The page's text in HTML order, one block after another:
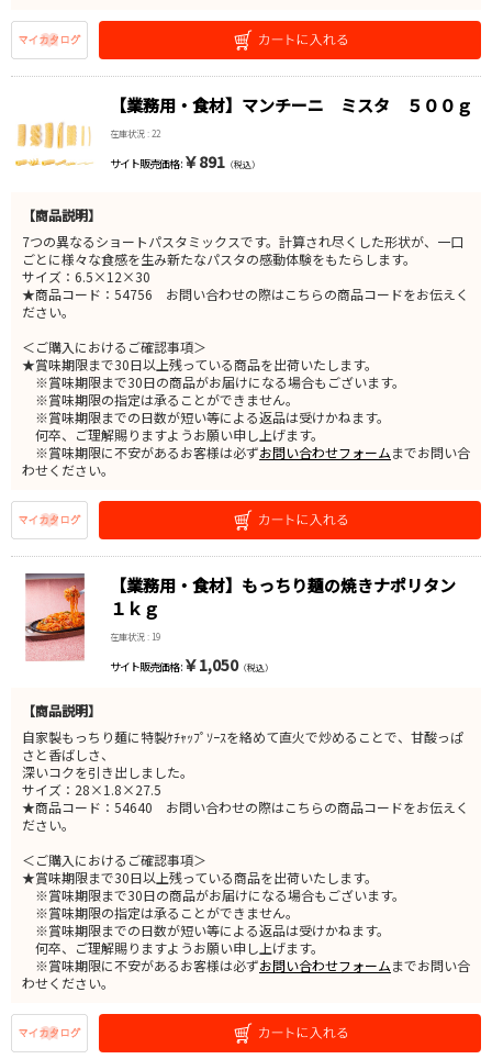
【業務用・食材】マンチーニ ミスタ ５００ｇ
在庫状況 : 22
サイト販売価格 : ￥891 （税込）
【商品説明】
7つの異なるショートパスタミックスです。計算され尽くした形状が、一口
ごとに様々な食感を生み新たなパスタの感動体験をもたらします。
サイズ：6.5×12×30
★商品コード：54756 お問い合わせの際はこちらの商品コードをお伝えく
ださい。
＜ご購入におけるご確認事項＞
★賞味期限まで30日以上残っている商品を出荷いたします。
※賞味期限まで30日の商品がお届けになる場合もございます。
※賞味期限の指定は承ることができません。
※賞味期限までの日数が短い等による返品は受けかねます。
何卒、ご理解賜りますようお願い申し上げます。
※賞味期限に不安があるお客様は必ずお問い合わせフォームまでお問い合
わせください。
【業務用・食材】もっちり麺の焼きナポリタン
１ｋｇ
在庫状況 : 19
サイト販売価格 : ￥1,050（税込）
【商品説明】
自家製もっちり麺に特製ｹﾁｬｯﾌﾟｿｰｽを絡めて直火で炒めることで、甘酸っぱ
さと香ばしさ、
深いコクを引き出しました。
サイズ：28×1.8×27.5
★商品コード：54640 お問い合わせの際はこちらの商品コードをお伝えく
ださい。
＜ご購入におけるご確認事項＞
★賞味期限まで30日以上残っている商品を出荷いたします。
※賞味期限まで30日の商品がお届けになる場合もございます。
※賞味期限の指定は承ることができません。
※賞味期限までの日数が短い等による返品は受けかねます。
何卒、ご理解賜りますようお願い申し上げます。
※賞味期限に不安があるお客様は必ずお問い合わせフォームまでお問い合
わせください。